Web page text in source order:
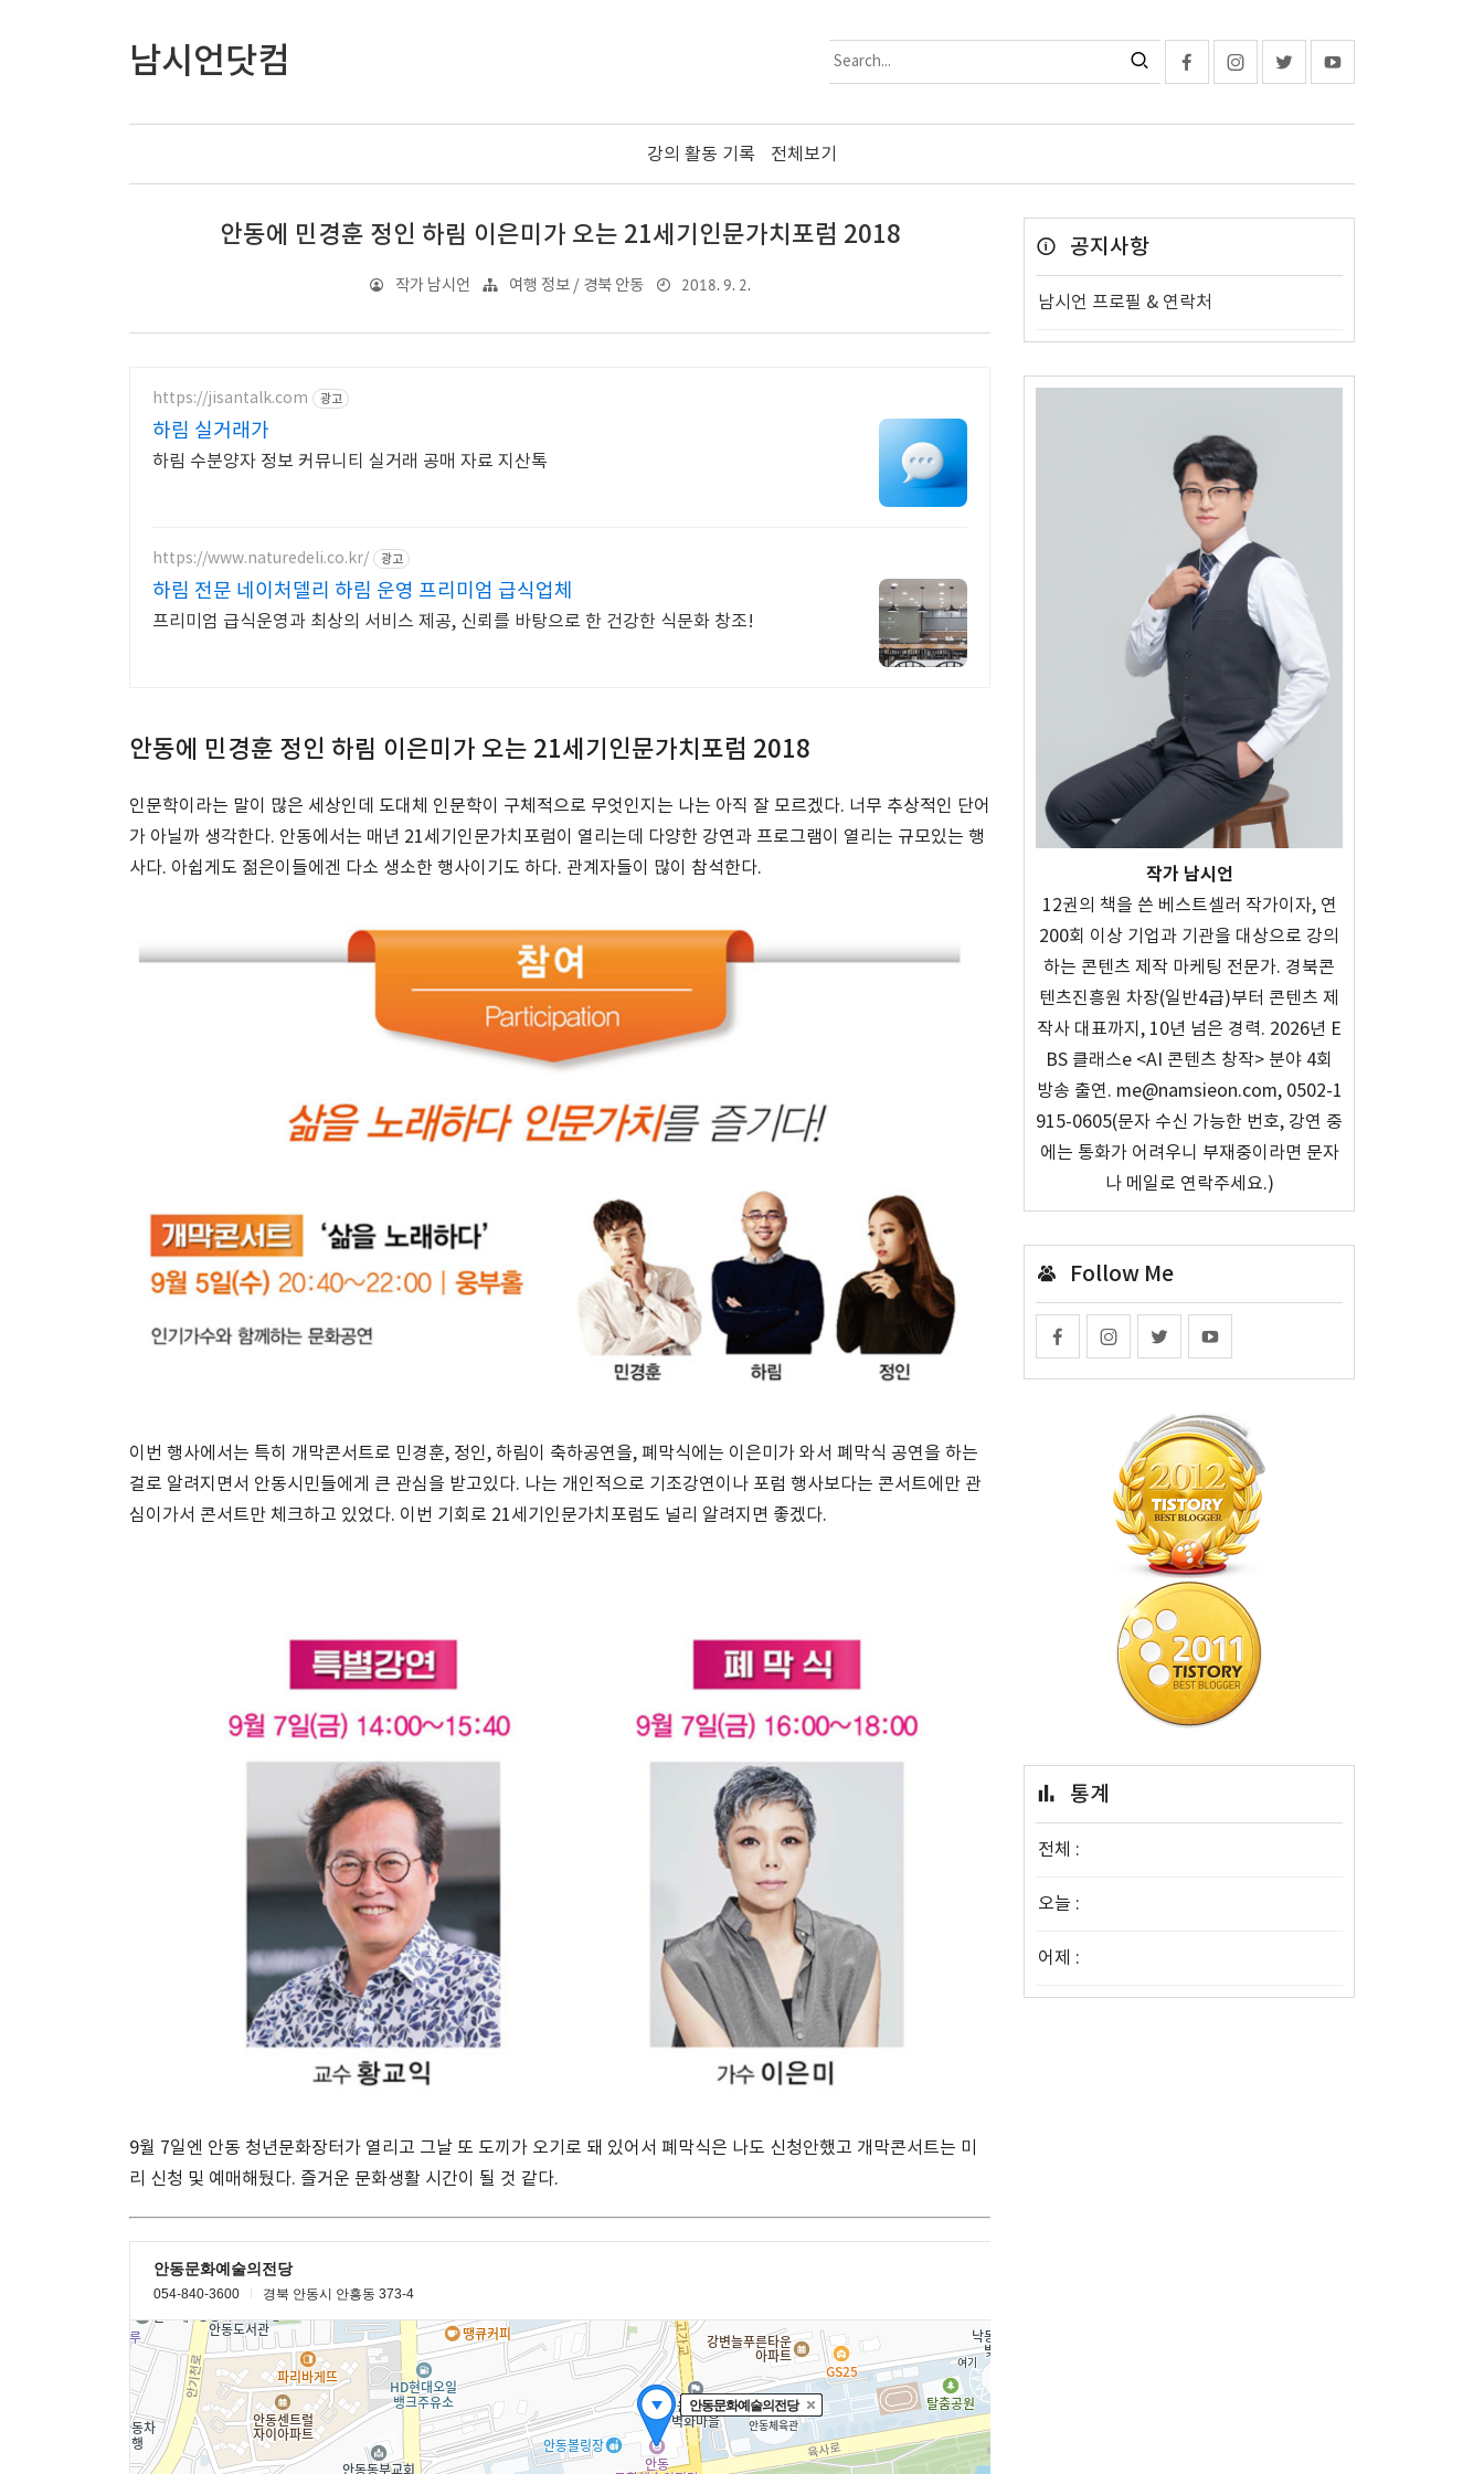
남시언닷컴
강의 활동 기록 전체보기
안동에 민경훈 정인 하림 이은미가 오는 21세기인문가치포럼 2018
작가 남시언 여행 정보 / 경북 안동 2018. 9. 2.
https://jisantalk.com 광고
하림 실거래가
하림 수분양자 정보 커뮤니티 실거래 공매 자료 지산톡
https://www.naturedeli.co.kr/ 광고
하림 전문 네이처델리 하림 운영 프리미엄 급식업체
프리미엄 급식운영과 최상의 서비스 제공, 신뢰를 바탕으로 한 건강한 식문화 창조!
안동에 민경훈 정인 하림 이은미가 오는 21세기인문가치포럼 2018
인문학이라는 말이 많은 세상인데 도대체 인문학이 구체적으로 무엇인지는 나는 아직 잘 모르겠다. 너무 추상적인 단어
가 아닐까 생각한다. 안동에서는 매년 21세기인문가치포럼이 열리는데 다양한 강연과 프로그램이 열리는 규모있는 행
사다. 아쉽게도 젊은이들에겐 다소 생소한 행사이기도 하다. 관계자들이 많이 참석한다.
이번 행사에서는 특히 개막콘서트로 민경훈, 정인, 하림이 축하공연을, 폐막식에는 이은미가 와서 폐막식 공연을 하는
걸로 알려지면서 안동시민들에게 큰 관심을 받고있다. 나는 개인적으로 기조강연이나 포럼 행사보다는 콘서트에만 관
심이가서 콘서트만 체크하고 있었다. 이번 기회로 21세기인문가치포럼도 널리 알려지면 좋겠다.
9월 7일엔 안동 청년문화장터가 열리고 그날 또 도끼가 오기로 돼 있어서 폐막식은 나도 신청안했고 개막콘서트는 미
리 신청 및 예매해뒀다. 즐거운 문화생활 시간이 될 것 같다.
공지사항
남시언 프로필 & 연락처
작가 남시언
12권의 책을 쓴 베스트셀러 작가이자, 연
200회 이상 기업과 기관을 대상으로 강의
하는 콘텐츠 제작 마케팅 전문가. 경북콘
텐츠진흥원 차장(일반4급)부터 콘텐츠 제
작사 대표까지, 10년 넘은 경력. 2026년 E
BS 클래스e <AI 콘텐츠 창작> 분야 4회
방송 출연. me@namsieon.com, 0502-1
915-0605(문자 수신 가능한 번호, 강연 중
에는 통화가 어려우니 부재중이라면 문자
나 메일로 연락주세요.)
Follow Me
통계
전체 :
오늘 :
어제 :